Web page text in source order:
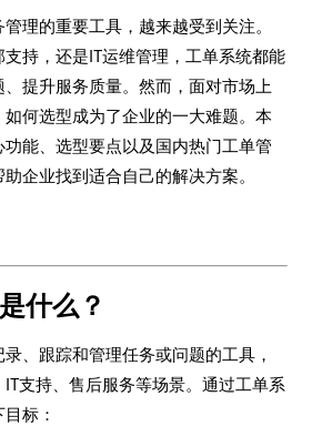
理的重要工具，越来越受到关注。
持，还是IT运维管理，工单系统都能
提升服务质量。然而，面对市场上
何选型成为了企业的一大难题。本
能、选型要点以及国内热门工单管
企业找到适合自己的解决方案。
什么？
、跟踪和管理任务或问题的工具，
支持、售后服务等场景。通过工单系
标：